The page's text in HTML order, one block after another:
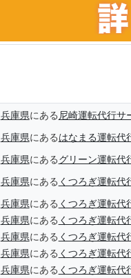
兵庫県にある尼崎運転代行サ
兵庫県にあるはなまる運転代
兵庫県にあるグリーン運転代
兵庫県にある くつろぎ運転代
兵庫県にある くつろぎ運転代
兵庫県にある くつろぎ運転代
兵庫県にある くつろぎ運転代
兵庫県にある くつろぎ運転代
兵庫県にある くつろぎ運転代